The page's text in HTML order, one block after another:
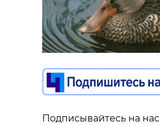
Подписывайтесь на